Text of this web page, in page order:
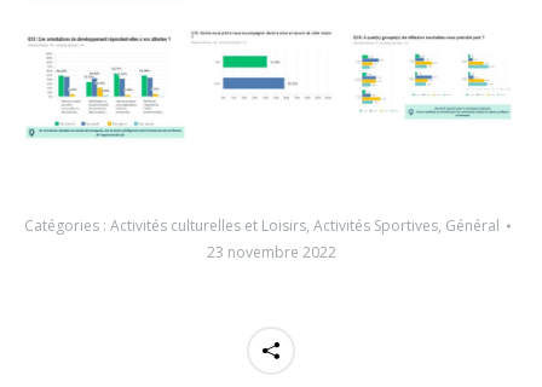
Catégories : Activités culturelles et Loisirs, Activités Sportives, Général
23 novembre 2022